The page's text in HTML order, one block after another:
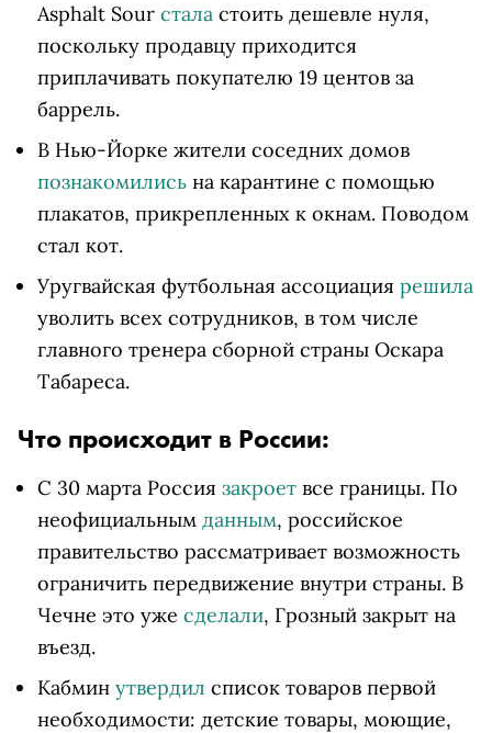
Asphalt Sour стала стоить дешевле нуля,
поскольку продавцу приходится
приплачивать покупателю 19 центов за
баррель.
В Нью-Йорке жители соседних домов
познакомились на карантине с помощью
плакатов, прикрепленных к окнам. Поводом
стал кот.
Уругвайская футбольная ассоциация решила
уволить всех сотрудников, в том числе
главного тренера сборной страны Оскара
Табареса.
Что происходит в России:
С 30 марта Россия закроет все границы. По
неофициальным данным, российское
правительство рассматривает возможность
ограничить передвижение внутри страны. В
Чечне это уже сделали, Грозный закрыт на
въезд.
Кабмин утвердил список товаров первой
необходимости: детские товары, моющие,